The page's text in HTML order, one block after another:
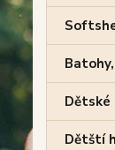
Dětské
Dětští